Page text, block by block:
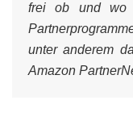
frei ob und wo
unter anderem
Amazon